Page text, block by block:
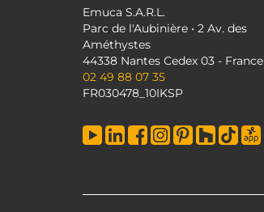
Emuca S.A.R.L.
Parc de l'Aubinière • 2 Av. des
Améthystes
44338 Nantes Cedex 03 - France
02 49 88 07 35
FR030478_10IKSP